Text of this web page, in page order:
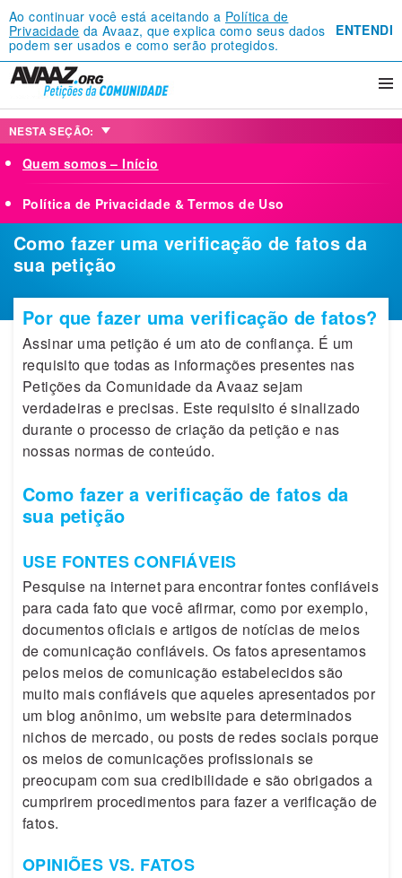
Ao continuar você está aceitando a Política de
Privacidade da Avaaz, que explica como seus dados
podem ser usados e como serão protegidos.
ENTENDI
NESTA SEÇÃO:
Quem somos – Início
Política de Privacidade & Termos de Uso
Como fazer uma verificação de fatos da
sua petição
Por que fazer uma verificação de fatos?
Assinar uma petição é um ato de confiança. É um
requisito que todas as informações presentes nas
Petições da Comunidade da Avaaz sejam
verdadeiras e precisas. Este requisito é sinalizado
durante o processo de criação da petição e nas
nossas normas de conteúdo.
Como fazer a verificação de fatos da
sua petição
USE FONTES CONFIÁVEIS
Pesquise na internet para encontrar fontes confiáveis
para cada fato que você afirmar, como por exemplo,
documentos oficiais e artigos de notícias de meios
de comunicação confiáveis. Os fatos apresentamos
pelos meios de comunicação estabelecidos são
muito mais confiáveis que aqueles apresentados por
um blog anônimo, um website para determinados
nichos de mercado, ou posts de redes sociais porque
os meios de comunicações profissionais se
preocupam com sua credibilidade e são obrigados a
cumprirem procedimentos para fazer a verificação de
fatos.
OPINIÕES VS. FATOS